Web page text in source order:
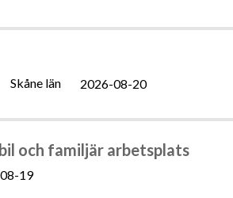
Skåne län 2026-08-20
och familjär arbetsplats
19